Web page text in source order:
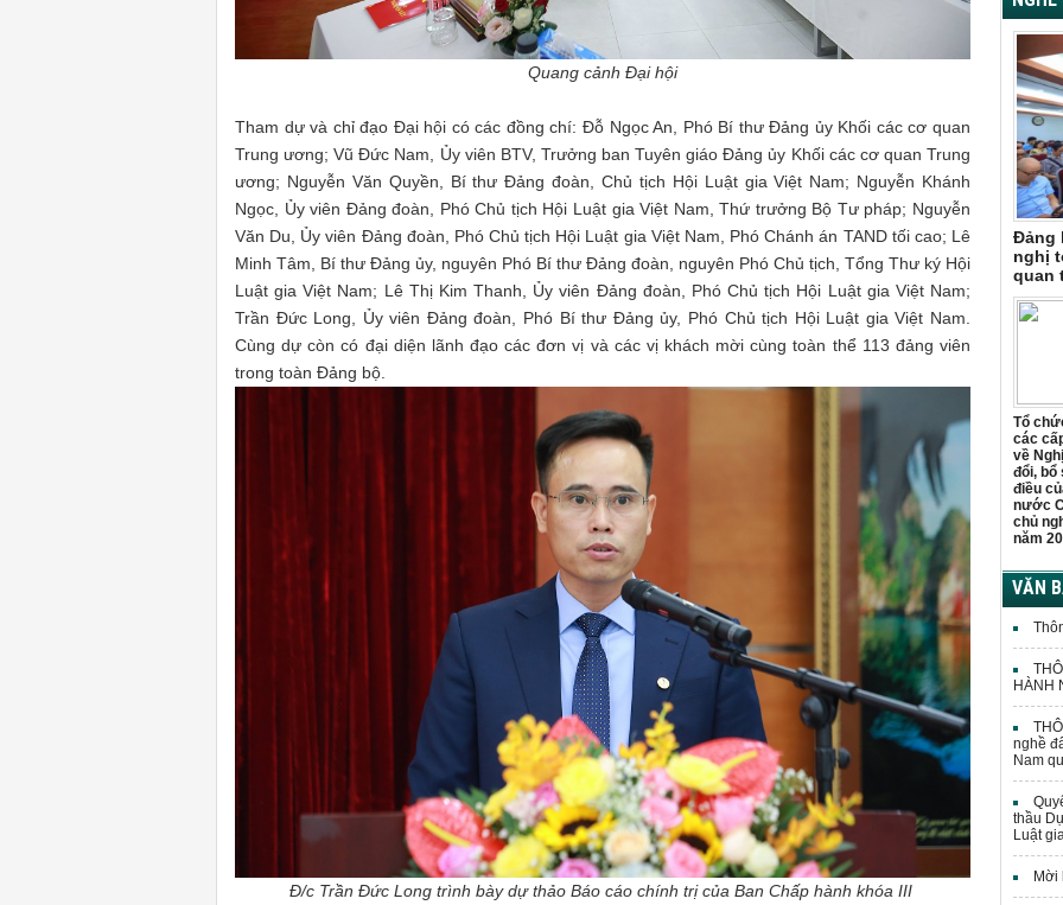
Quang cảnh Đại hội
Tham dự và chỉ đạo Đại hội có các đồng chí: Đỗ Ngọc An, Phó Bí thư Đảng ủy Khối các cơ quan
Trung ương; Vũ Đức Nam, Ủy viên BTV, Trưởng ban Tuyên giáo Đảng ủy Khối các cơ quan Trung
ương; Nguyễn Văn Quyền, Bí thư Đảng đoàn, Chủ tịch Hội Luật gia Việt Nam; Nguyễn Khánh
Ngọc, Ủy viên Đảng đoàn, Phó Chủ tịch Hội Luật gia Việt Nam, Thứ trưởng Bộ Tư pháp; Nguyễn
Văn Du, Ủy viên Đảng đoàn, Phó Chủ tịch Hội Luật gia Việt Nam, Phó Chánh án TAND tối cao; Lê
Minh Tâm, Bí thư Đảng ủy, nguyên Phó Bí thư Đảng đoàn, nguyên Phó Chủ tịch, Tổng Thư ký Hội
Luật gia Việt Nam; Lê Thị Kim Thanh, Ủy viên Đảng đoàn, Phó Chủ tịch Hội Luật gia Việt Nam;
Trần Đức Long, Ủy viên Đảng đoàn, Phó Bí thư Đảng ủy, Phó Chủ tịch Hội Luật gia Việt Nam.
Cùng dự còn có đại diện lãnh đạo các đơn vị và các vị khách mời cùng toàn thể 113 đảng viên
trong toàn Đảng bộ.
Đ/c Trần Đức Long trình bày dự thảo Báo cáo chính trị của Ban Chấp hành khóa III
Đảng
nghị
quan
Tổ
các
về
đổi, bổ
điều
nước
chủ
năm
VĂN
HÀNH
nghề
Nam
thầu
Luật
Mời